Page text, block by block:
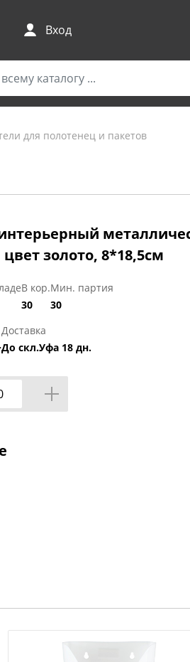
Вход
для полотенец и пакетов
золото, 8*18,5см
В кор.
30
Мин. партия
30
Доставка
До скл.Уфа 18 дн.